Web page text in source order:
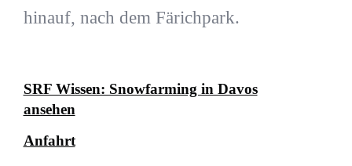
hinauf, nach dem Färichpark.
SRF Wissen: Snowfarming in Davos
ansehen
Anfahrt